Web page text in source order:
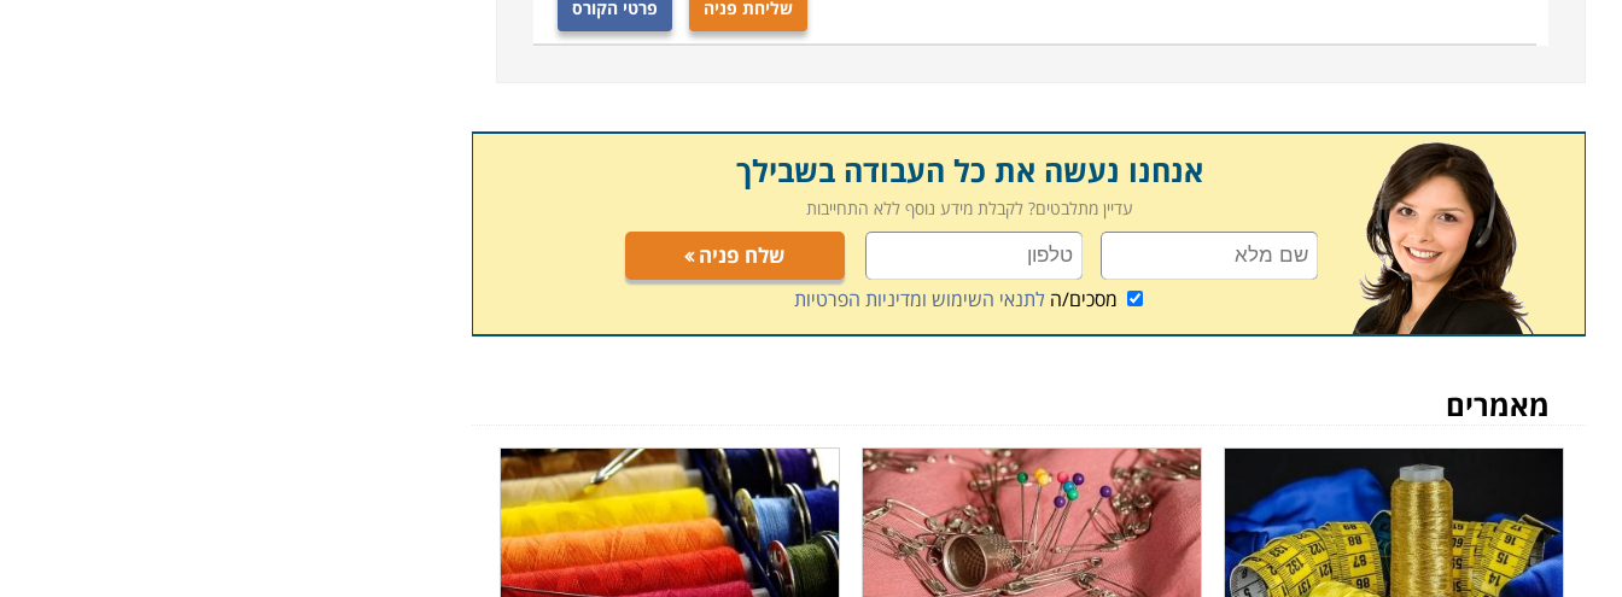
שליחת פניה פרטי הקורס
אנחנו נעשה את כל העבודה בשבילך
עדיין מתלבטים? לקבלת מידע נוסף ללא התחייבות
שלח פניה
מסכים/הלתנאי השימוש ומדיניות הפרטיות
מאמרים